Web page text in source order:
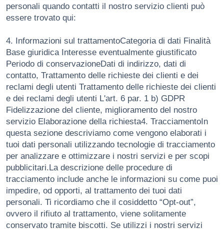
personali quando contatti il ​​nostro servizio clienti può
essere trovato qui:
4. Informazioni sul trattamentoCategoria di dati Finalità
Base giuridica Interesse eventualmente giustificato
Periodo di conservazioneDati di indirizzo, dati di
contatto, Trattamento delle richieste dei clienti e dei
reclami degli utenti Trattamento delle richieste dei clienti
e dei reclami degli utenti L'art. 6 par. 1 b) GDPR
Fidelizzazione del cliente, miglioramento del nostro
servizio Elaborazione della richiesta4. TracciamentoIn
questa sezione descriviamo come vengono elaborati i
tuoi dati personali utilizzando tecnologie di tracciamento
per analizzare e ottimizzare i nostri servizi e per scopi
pubblicitari.La descrizione delle procedure di
tracciamento include anche le informazioni su come puoi
impedire, od opporti, al trattamento dei tuoi dati
personali. Ti ricordiamo che il cosiddetto “Opt-out”,
ovvero il rifiuto al trattamento, viene solitamente
conservato tramite biscotti. Se utilizzi i nostri servizi